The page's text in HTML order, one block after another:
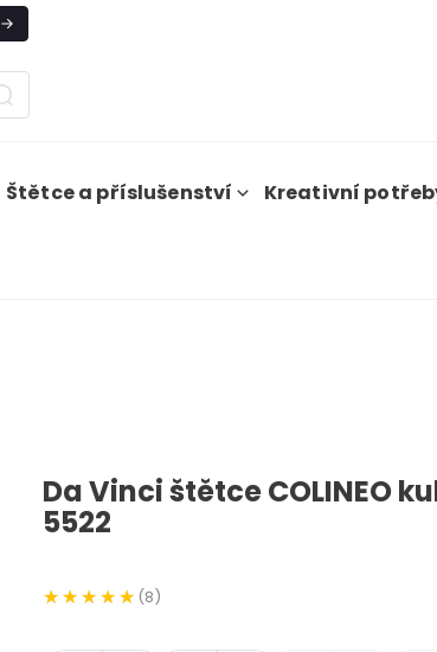
Štětce a příslušenství Kreativní
Da Vinci štětce COLINEO
5522
(8)